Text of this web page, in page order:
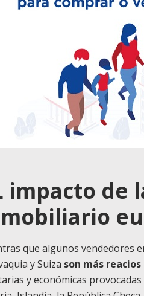
impacto de
que algunos vendedores
y Suiza son más
y económicas